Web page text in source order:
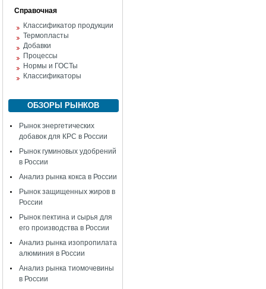
Справочная
Классификатор продукции
Термопласты
Добавки
Процессы
Нормы и ГОСТы
Классификаторы
ОБЗОРЫ РЫНКОВ
Рынок энергетических
добавок для КРС в России
Рынок гуминовых удобрений
в России
Анализ рынка кокса в России
Рынок защищенных жиров в
России
Рынок пектина и сырья для
его производства в России
Анализ рынка изопропилата
алюминия в России
Анализ рынка тиомочевины
в России